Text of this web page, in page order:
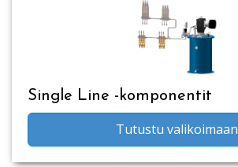
Single Line -komponentit
Tutustu valikoimaan